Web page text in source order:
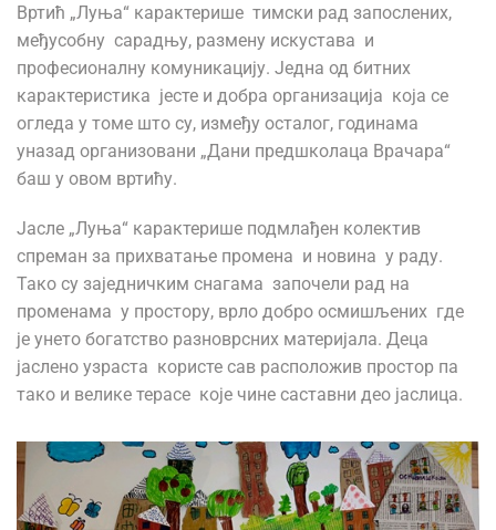
Вртић „Луња“ карактерише тимски рад запослених,
међусобну сарадњу, размену искустава и
професионалну комуникацију. Једна од битних
карактеристика јесте и добра организација која се
огледа у томе што су, између осталог, годинама
уназад организовани „Дани предшколаца Врачара“
баш у овом вртићу.
Јасле „Луња“ карактерише подмлађен колектив
спреман за прихватање промена и новина у раду.
Тако су заједничким снагама започели рад на
променама у простору, врло добро осмишљених где
је унето богатство разноврсних материјала. Деца
јаслено узраста користе сав расположив простор па
тако и велике терасе које чине саставни део јаслица.